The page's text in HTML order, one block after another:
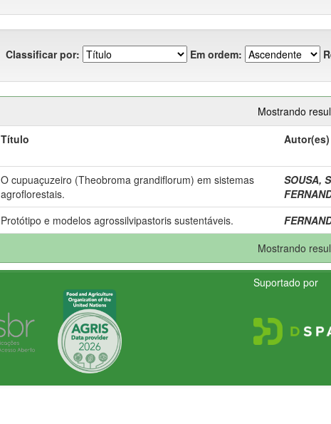
Classificar por: Em ordem:
Mostrando
Título Autor(es)
O cupuaçuzeiro (Theobroma grandiflorum) em sistemas
agroflorestais.
SOUSA,
Protótipo e modelos agrossilvipastoris sustentáveis.
Mostrando
Suportado por